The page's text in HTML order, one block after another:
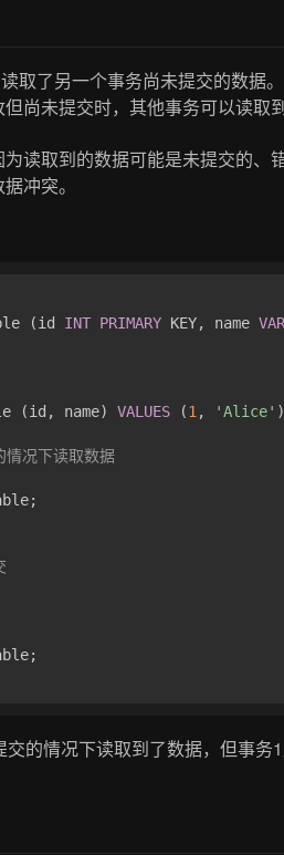
取了另一个事务尚未提交的数据
尚未提交时，其他事务可以读取
读取到的数据可能是未提交的、
冲突。
(id INT PRIMARY KEY, name
(id, name) VALUES (1 , 'Alice'
况下读取数据
的情况下读取到了数据，但事